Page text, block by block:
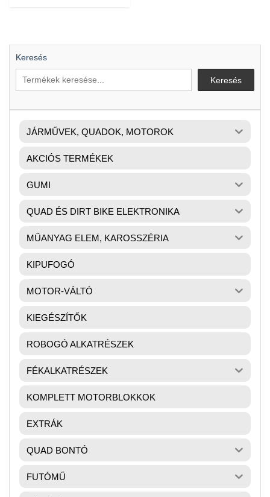
Keresés
Keresés
JÁRMŰVEK, QUADOK, MOTOROK
AKCIÓS TERMÉKEK
GUMI
QUAD ÉS DIRT BIKE ELEKTRONIKA
MŰANYAG ELEM, KAROSSZÉRIA
KIPUFOGÓ
MOTOR-VÁLTÓ
KIEGÉSZÍTŐK
ROBOGÓ ALKATRÉSZEK
FÉKALKATRÉSZEK
KOMPLETT MOTORBLOKKOK
EXTRÁK
QUAD BONTÓ
FUTÓMŰ